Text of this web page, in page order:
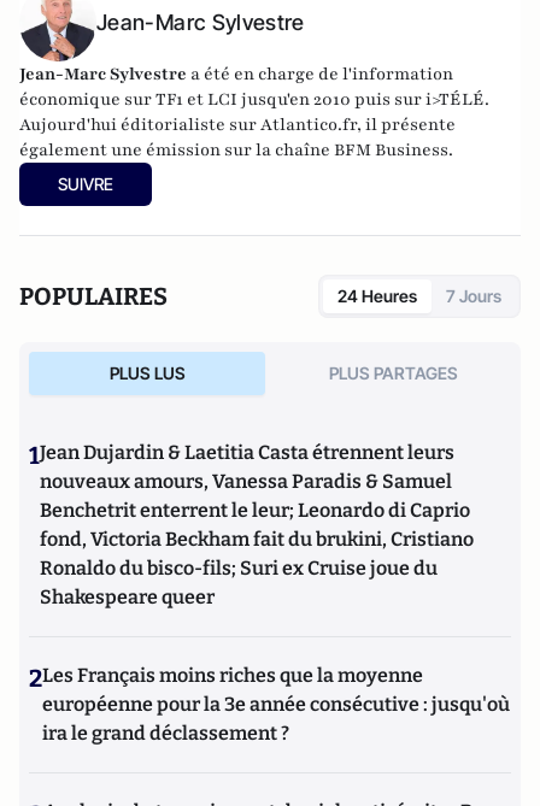
Jean-Marc Sylvestre
Jean-Marc Sylvestre a été en charge de l'information
économique sur TF1 et LCI jusqu'en 2010 puis sur i>TÉLÉ.
Aujourd'hui éditorialiste sur Atlantico.fr, il présente
également une émission sur la chaîne BFM Business.
SUIVRE
POPULAIRES 24 Heures 7 Jours
PLUS LUS PLUS PARTAGES
1Jean Dujardin & Laetitia Casta étrennent leurs
nouveaux amours, Vanessa Paradis & Samuel
Benchetrit enterrent le leur; Leonardo di Caprio
fond, Victoria Beckham fait du brukini, Cristiano
Ronaldo du bisco-fils; Suri ex Cruise joue du
Shakespeare queer
2Les Français moins riches que la moyenne
européenne pour la 3e année consécutive : jusqu'où
ira le grand déclassement ?